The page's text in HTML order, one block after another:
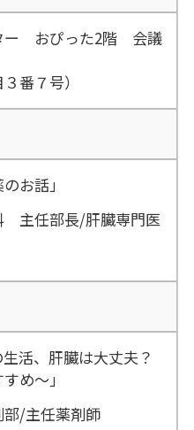
ー おぴった2階 会議
番７号）
お話」
主任部長/肝臓専門医
活、肝臓は大丈夫？
め～」
/主任薬剤師